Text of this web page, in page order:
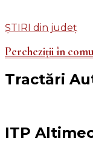
ȘTIRI din județ
Percheziții în
Tractări
ITP